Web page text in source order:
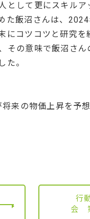
として更にスキルア
た飯沼さんは、
コツコツと研究を
その意味で飯沼さん
た。
来の物価上昇を予
行
会